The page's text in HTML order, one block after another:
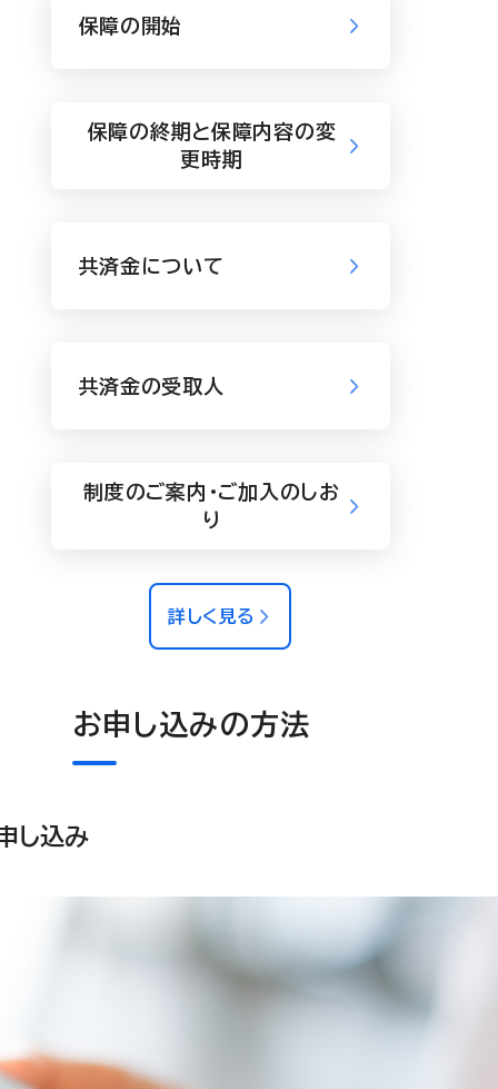
保障の開始
保障の終期と保障内容の変
更時期
共済金について
共済金の受取人
制度のご案内・ご加入のしお
り
詳しく見る
お申し込みの方法
し込み